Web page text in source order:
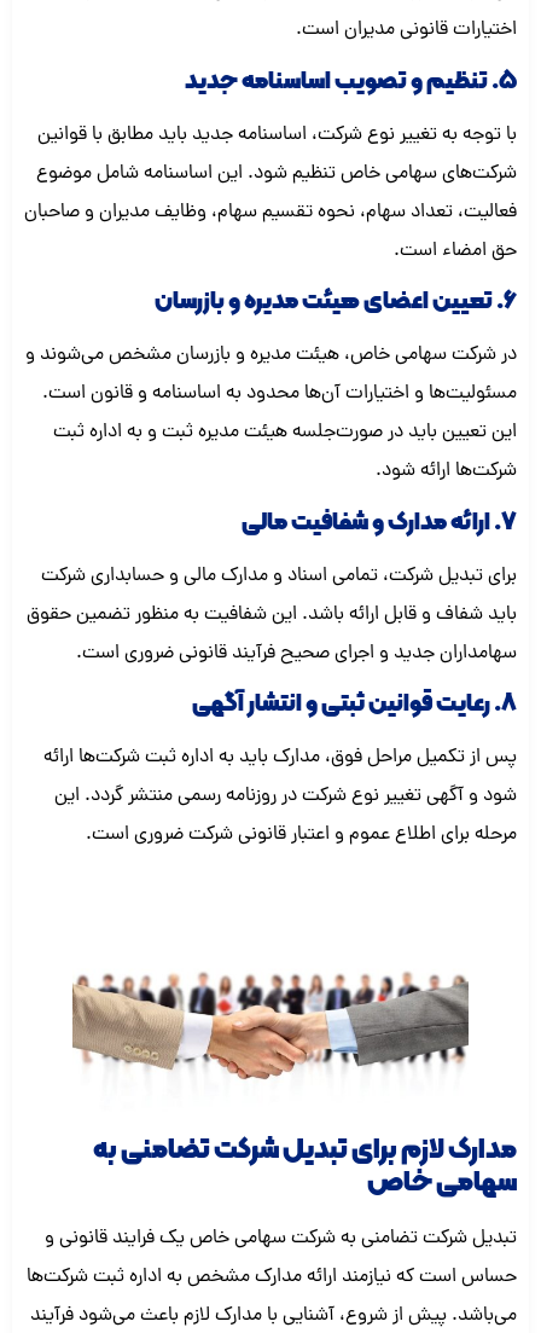
اختیارات قانونی مدیران است.
5. تنظیم و تصویب اساسنامه جدید
با توجه به تغییر نوع شرکت، اساسنامه جدید باید مطابق با قوانین
شرکت‌های سهامی خاص تنظیم شود. این اساسنامه شامل موضوع
فعالیت، تعداد سهام، نحوه تقسیم سهام، وظایف مدیران و صاحبان
حق امضاء است.
6. تعیین اعضای هیئت مدیره و بازرسان
در شرکت سهامی خاص، هیئت مدیره و بازرسان مشخص می‌شوند و
مسئولیت‌ها و اختیارات آن‌ها محدود به اساسنامه و قانون است.
این تعیین باید در صورت‌جلسه هیئت مدیره ثبت و به اداره ثبت
شرکت‌ها ارائه شود.
7. ارائه مدارک و شفافیت مالی
برای تبدیل شرکت، تمامی اسناد و مدارک مالی و حسابداری شرکت
باید شفاف و قابل ارائه باشد. این شفافیت به منظور تضمین حقوق
سهامداران جدید و اجرای صحیح فرآیند قانونی ضروری است.
8. رعایت قوانین ثبتی و انتشار آگهی
پس از تکمیل مراحل فوق، مدارک باید به اداره ثبت شرکت‌ها ارائه
شود و آگهی تغییر نوع شرکت در روزنامه رسمی منتشر گردد. این
مرحله برای اطلاع عموم و اعتبار قانونی شرکت ضروری است.
مدارک لازم برای تبدیل شرکت تضامنی به
سهامی خاص
تبدیل شرکت تضامنی به شرکت سهامی خاص یک فرایند قانونی و
حساس است که نیازمند ارائه مدارک مشخص به اداره ثبت شرکت‌ها
می‌باشد. پیش از شروع، آشنایی با مدارک لازم باعث می‌شود فرآیند